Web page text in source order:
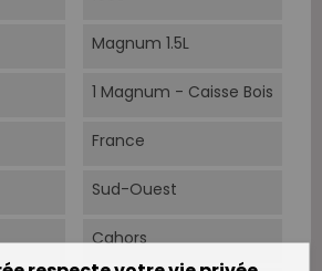
Magnum 1.5L
1 Magnum - Caisse Bois
France
Sud-Ouest
Cahors